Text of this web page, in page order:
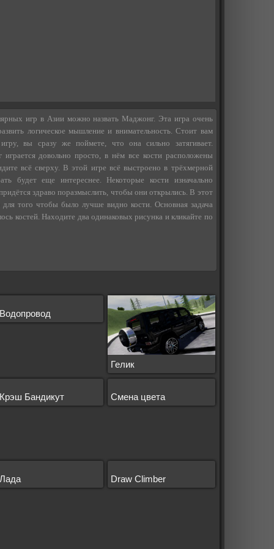
игр в Азии можно назвать Маджонг. Эта игра очень
логическое мышление и внимательность. Стоит вам
вы сразу же поймете, что она сильно затягивает.
играется довольно просто, в нём все кости расположены
всё сверху. В этой игре всё выстроено в трёхмерной
будет еще интереснее. Некоторые кости изначально
здраво поразмыслить, чтобы они открылись. В этот
того чтобы было лучше видно кости. Основная задача
костей. Находите два одинаковых рисунка и кликайте по
Водопровод
Гелик
Крэш Бандикут Смена цвета
Лада Draw Climber